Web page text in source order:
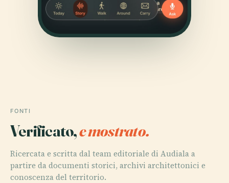
FONTI
Verificato,e mostrato.
Ricercata e scritta dal team editoriale di Audiala a
partire da documenti storici, archivi architettonici e
conoscenza del territorio.